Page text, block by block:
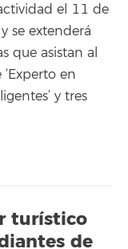
el 11 de
se extenderá
que asistan al
en
y tres
turístico
de